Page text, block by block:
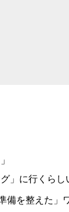
」に行くら
備を整えた」